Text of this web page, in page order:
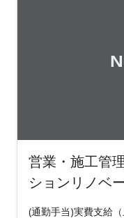
営業・施工管
ションリノベ
(通勤手当)実費支給